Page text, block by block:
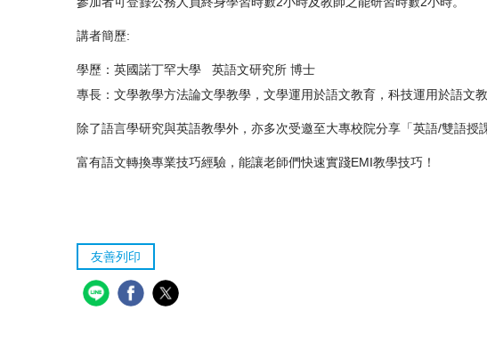
講者簡歷:
學歷：英國諾丁罕大學 英語文研究所 博士
專長：文學教學方法論文學教學，文學運用於語文教育，科技運用於語文教
除了語言學研究與英語教學外，亦多次受邀至大專校院分享「英語/雙語授
富有語文轉換專業技巧經驗，能讓老師們快速實踐EMI教學技巧！
友善列印